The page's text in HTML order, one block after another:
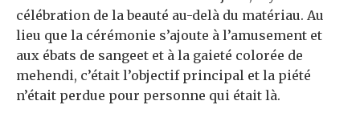
célébration de la beauté au-delà du matériau. Au
lieu que la cérémonie s’ajoute à l’amusement et
aux ébats de sangeet et à la gaieté colorée de
mehendi, c’était l’objectif principal et la piété
n’était perdue pour personne qui était là.